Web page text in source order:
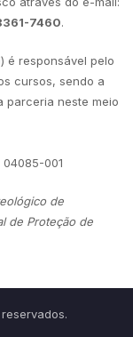
7460.
é responsável pelo
cursos, sendo a
parceria neste meio
04085-001
de
de Proteção de